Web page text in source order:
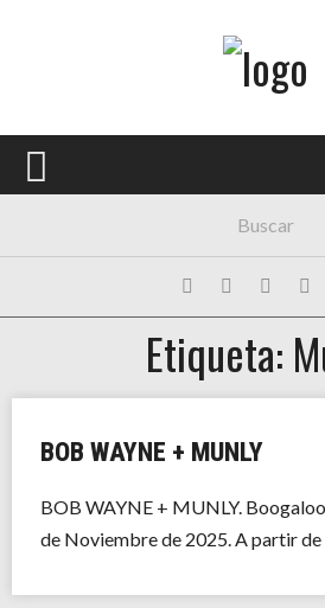
PORTADA
FESTIVALES
HISTORIAS
Etiqueta:
BOB WAYNE + MUNLY
BOB WAYNE + MUNLY.
de Noviembre de 2025. A partir de